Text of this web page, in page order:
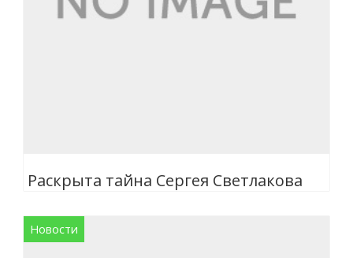
Раскрыта тайна Сергея Светлакова
Новости